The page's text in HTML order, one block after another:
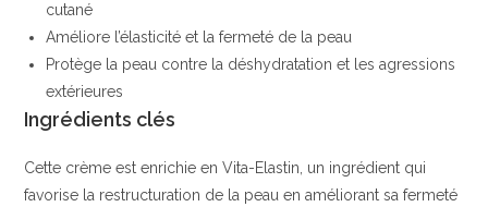
cutané
Améliore l’élasticité et la fermeté de la peau
Protège la peau contre la déshydratation et les agressions
extérieures
Ingrédients clés
Cette crème est enrichie en Vita-Elastin, un ingrédient qui
favorise la restructuration de la peau en améliorant sa fermeté